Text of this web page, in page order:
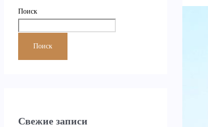
Поиск
Поиск
Свежие записи